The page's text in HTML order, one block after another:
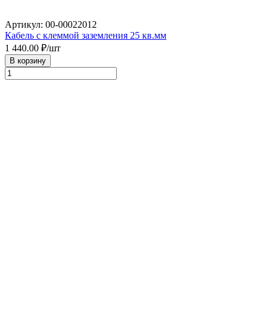
Артикул: 00-00022012
Кабель с клеммой заземления 25 кв.мм
1 440.00 ₽/шт
В корзину